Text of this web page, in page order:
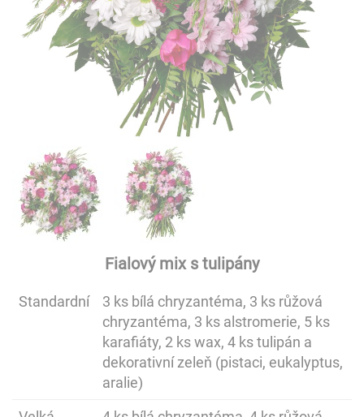
Fialový mix s tulipány
Standardní
3 ks bílá chryzantéma, 3 ks růžová
chryzantéma, 3 ks alstromerie, 5 ks
karafiáty, 2 ks wax, 4 ks tulipán a
dekorativní zeleň (pistaci, eukalyptus,
aralie)